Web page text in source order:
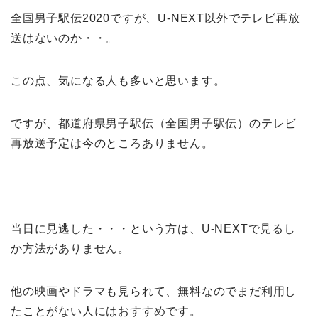
全国男子駅伝2020ですが、U-NEXT以外でテレビ再放
送はないのか・・。
この点、気になる人も多いと思います。
ですが、都道府県男子駅伝（全国男子駅伝）のテレビ
再放送予定は今のところありません。
当日に見逃した・・・という方は、U-NEXTで見るし
か方法がありません。
他の映画やドラマも見られて、無料なのでまだ利用し
たことがない人にはおすすめです。